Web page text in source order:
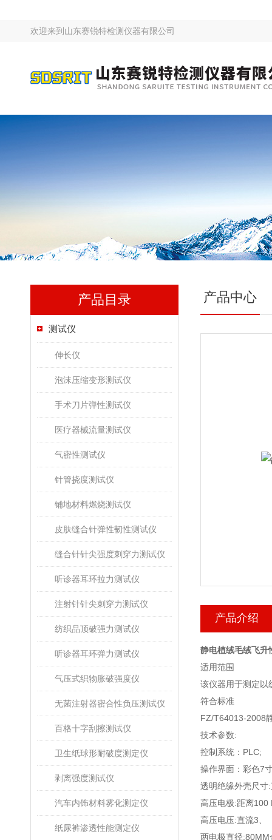
欢迎来到 山东赛锐特检测仪器有限公司
产品目录
测试仪
伸长仪
泡沫压缩变形测试仪
手术刀片弹性测试仪
医疗器械流量测试仪
气密性测试仪
针管挠度测试仪
铺地材料燃烧测试仪
皮肤缝合针弹性韧性测试仪
缝合针针尖强度刺穿力测试仪
听诊器耳环拉力测试仪
注射针针尖刺穿力测试仪
纺织品顶破强力测试仪
听诊器耳环弹力测试仪
气压式织物胀破强度仪
无菌注射器密合性负压测试仪
百格十字刮擦测试仪
卫生纸球形耐破度测定仪
剥离强度测试仪
汽车内饰材料雾化测定仪
纸尿裤渗透性能测定仪
产品中心
产品介绍
静电植绒毛绒飞升
适用范围
该仪器用于测定以
符合标准
FZ/T64013-2008
技术参数:
控制系统： PLC;
操作界面：彩色7
透明绝缘外壳尺寸:
高压电极:距离100
高压电压:直流3
两电极直径:80MM